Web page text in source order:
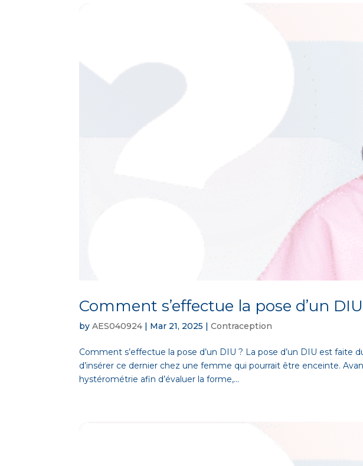
Comment s’effectue la pose d’un
byAES040924 | Mar 21, 2025 |Contraception
Comment s’effectue la pose d’un DIU ? La pose d’un DIU est faite
d’insérer ce dernier chez une femme qui pourrait être enceinte.
hystérométrie afin d’évaluer la forme,...